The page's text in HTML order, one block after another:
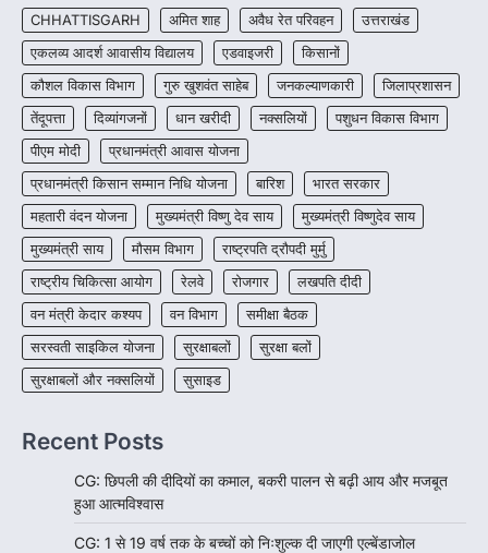
4
CG : पांच माह की अनुष्का को मिला नया
जीवन, चिरायु योजना से संभव हुई सफल सर्जरी
More Khabar August 7, 2026
रायपुर। राष्ट्रीय बाल स्वास्थ्य कार्यक्रम (चिरायु) के तहत
जशपुर जिले की 5 माह की मासूम…
CHHATTISGARH अमित शाह अवैध रेत परिवहन
उत्तराखंड
एकलव्य आदर्श आवासीय विद्यालय
एडवाइजरी
किसानों
कौशल विकास विभाग
गुरु खुशवंत साहेब जनकल्याणकारी
जिलाप्रशासन
तेंदूपत्ता
दिव्यांगजनों धान खरीदी नक्सलियों
पशुधन विकास विभाग
पीएम मोदी
प्रधानमंत्री आवास योजना
प्रधानमंत्री किसान सम्मान निधि योजना
बारिश
भारत सरकार
महतारी वंदन योजना
मुख्यमंत्री विष्णु देव साय
मुख्यमंत्री विष्णुदेव साय
मुख्यमंत्री साय
मौसम विभाग
राष्ट्रपति द्रौपदी मुर्मु
राष्ट्रीय चिकित्सा आयोग
रेलवे रोजगार
लखपति दीदी
वन मंत्री केदार कश्यप
वन विभाग
समीक्षा बैठक
सरस्वती साइकिल योजना
सुरक्षाबलों
सुरक्षा बलों
सुरक्षाबलों और नक्सलियों
सुसाइड
Recent Posts
CG: छिपली की दीदियों का कमाल, बकरी पालन से बढ़ी आय और मजबूत
हुआ आत्मविश्वास
CG: 1 से 19 वर्ष तक के बच्चों को निःशुल्क दी जाएगी एल्बेंडाजोल